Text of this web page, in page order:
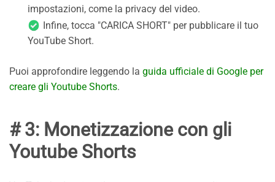
impostazioni, come la privacy del video.
Infine, tocca "CARICA SHORT" per pubblicare il tuo
YouTube Short.
Puoi approfondire leggendo la guida ufficiale di Google per
creare gli Youtube Shorts.
# 3: Monetizzazione con gli
Youtube Shorts